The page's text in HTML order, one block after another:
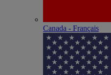
Canada - Français